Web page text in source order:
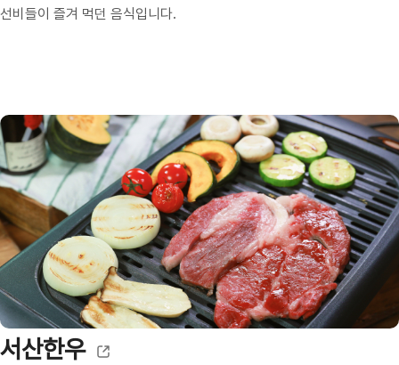
선비들이 즐겨 먹던 음식입니다.
서산한우